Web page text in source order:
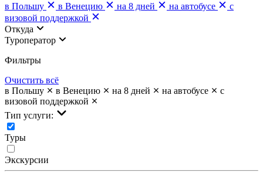
в Польшу
в Венецию на 8 дней на автобусе
с
визовой поддержкой
Откуда
Туроператор
Фильтры
Очистить всё
в Польшу
в Венецию на 8 дней на автобусе
с
визовой поддержкой
Тип услуги:
Туры
Экскурсии